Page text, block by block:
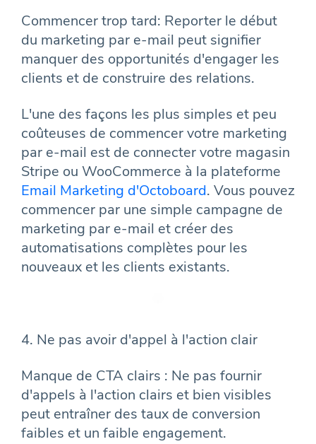
Commencer trop tard: Reporter le début
du marketing par e-mail peut signifier
manquer des opportunités d'engager les
clients et de construire des relations.
L'une des façons les plus simples et peu
coûteuses de commencer votre marketing
par e-mail est de connecter votre magasin
Stripe ou WooCommerce à la plateforme
Email Marketing d'Octoboard. Vous pouvez
commencer par une simple campagne de
marketing par e-mail et créer des
automatisations complètes pour les
nouveaux et les clients existants.
4. Ne pas avoir d'appel à l'action clair
Manque de CTA clairs : Ne pas fournir
d'appels à l'action clairs et bien visibles
peut entraîner des taux de conversion
faibles et un faible engagement.